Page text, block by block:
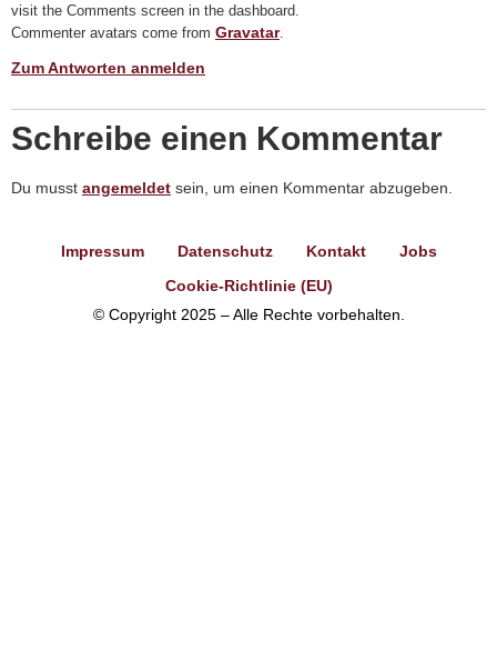
visit the Comments screen in the dashboard.
Commenter avatars come from Gravatar.
Zum Antworten anmelden
Schreibe einen Kommentar
Du musst angemeldet sein, um einen Kommentar abzugeben.
Impressum Datenschutz Kontakt
Jobs
Cookie-Richtlinie (EU)
© Copyright 2025 – Alle Rechte vorbehalten.